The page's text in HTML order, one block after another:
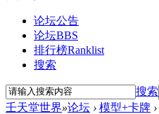
论坛公告
论坛BBS
排行榜Ranklist
搜索
搜索
壬天堂世界»论坛 › 模型+卡牌 ›